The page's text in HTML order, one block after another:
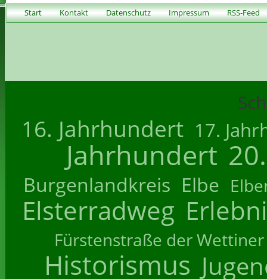
Start Kontakt Datenschutz Impressum RSS-Feed
16. Jahrhundert 17.
Jahrhundert
Burgenlandkreis Elbe
Elsterradweg
Fürstenstraße der Wettiner
Historismus